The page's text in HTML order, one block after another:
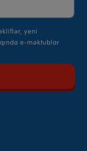
yeni
e-məktublar